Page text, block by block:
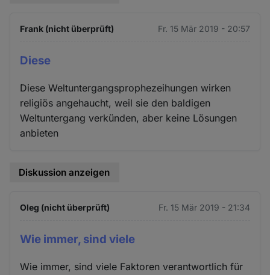
Frank (nicht überprüft) Fr. 15 Mär 2019 - 20:57
Diese
Diese Weltuntergangsprophezeihungen wirken
religiös angehaucht, weil sie den baldigen
Weltuntergang verkünden, aber keine Lösungen
anbieten
Diskussion anzeigen
Oleg (nicht überprüft) Fr. 15 Mär 2019 - 21:34
Wie immer, sind viele
Wie immer, sind viele Faktoren verantwortlich für